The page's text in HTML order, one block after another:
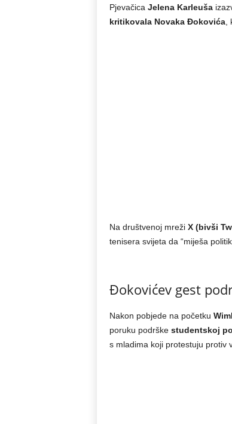
Pjevačica Jelena Karleuša
kritikovala Novaka Đokovića,
Na društvenoj mreži X (bivši
tenisera svijeta da “miješa
Đokovićev gest
Nakon pobjede na početku
poruku podrške studentskoj
s mladima koji protestuju protiv